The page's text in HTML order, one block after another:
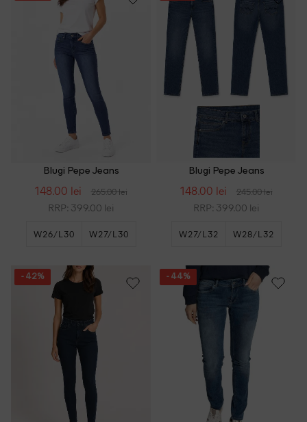
Blugi Pepe Jeans
148.00 lei 265.00 lei
RRP: 399.00 lei
W26/L30 W27/L30
Blugi Pepe Jeans
148.00 lei 245.00 lei
RRP: 399.00 lei
W27/L32 W28/L32
- 42% - 44%